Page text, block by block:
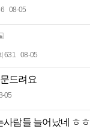
08-05
631 08-05
드려요
05
사람들 늘어났네 ㅎㅎ